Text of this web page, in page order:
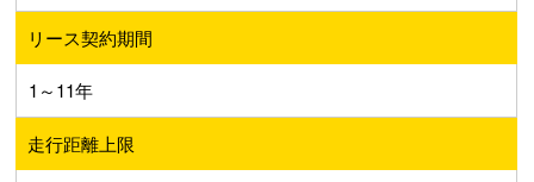
リース契約期間
1～11年
走行距離上限